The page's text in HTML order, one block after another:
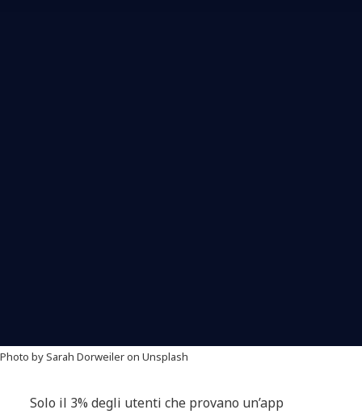
Photo by Sarah Dorweiler on Unsplash
Solo il 3% degli utenti che provano un’app